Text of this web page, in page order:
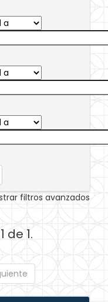
filtros avanzados
de 1.